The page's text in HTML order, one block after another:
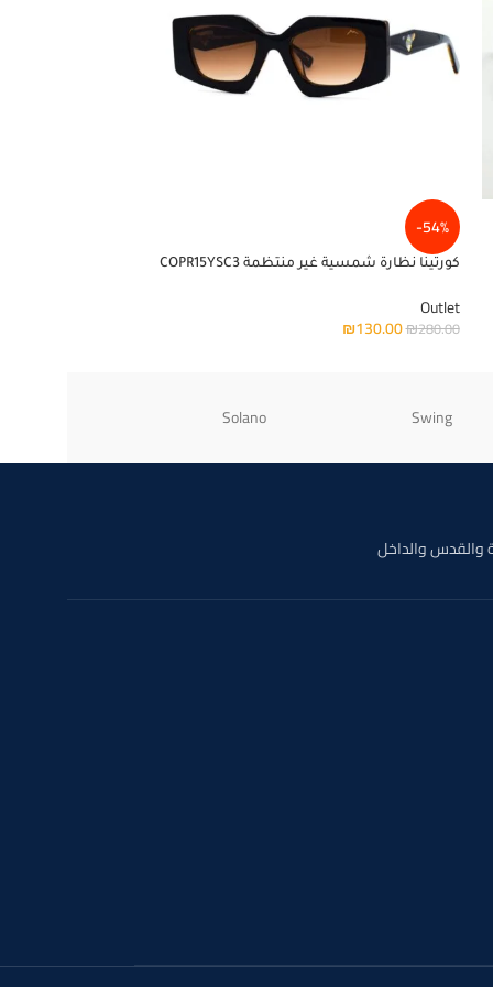
-54%
كورتينا نظارة شمسية غير منتظمة COPR15YSC3
Outlet
₪280.00
₪130.00
Swing
Solano
والقدس والداخل